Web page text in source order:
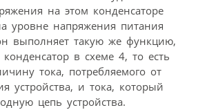
на этом конденсаторе
уровне напряжения питания
выполняет такую же функцию,
в схеме 4, то есть
тока, потребляемого от
устройства, и тока, который
цепь устройства.